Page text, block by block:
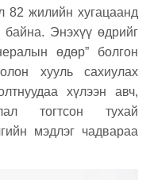
82 жилийн хугацаанд
Энэхүү өдрийг
өдөр” болгон
хууль сахиулах
хүлээн авч,
тогтсон тухай
мэдлэг чадвараа